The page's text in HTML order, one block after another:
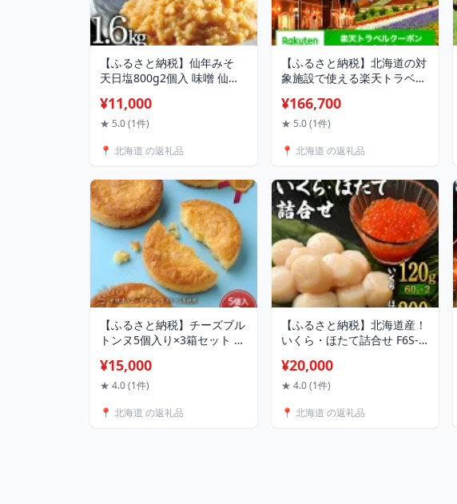
【ふるさと納税】仙年みそ
天日塩800g2個入 味噌 仙年
酵食品 調味料 家庭用 料理用
大容量 800g セット グルメ
¥11,000
★ 5.0 (1件)
📍 北海道 の返礼品
【ふるさと納税】北海道の対
象施設で使える楽天トラベル
F6S-306
¥166,700
★ 5.0 (1件)
📍 北海道 の返礼品
【ふるさと納税】チーズブル
トンヌ5個入り×3箱セット 北
産 チーズ 焼き菓子 スイーツ
お菓子 ブルトンヌ クッキー
取り寄せ ギフト F6S-410
¥15,000
★ 4.0 (1件)
📍 北海道 の返礼品
【ふるさと納税】北海道産！
いくら・ほたて詰合せ F6S-
¥20,000
★ 4.0 (1件)
📍 北海道 の返礼品